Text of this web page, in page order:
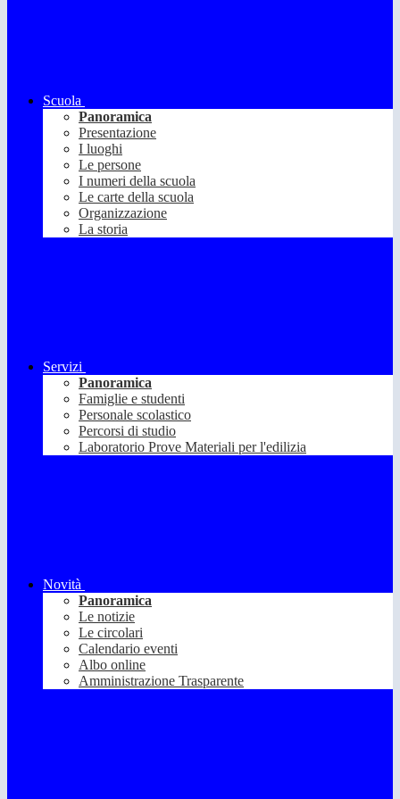
Scuola
Panoramica
Presentazione
I luoghi
Le persone
I numeri della scuola
Le carte della scuola
Organizzazione
La storia
Servizi
Panoramica
Famiglie e studenti
Personale scolastico
Percorsi di studio
Laboratorio Prove Materiali per l'edilizia
Novità
Panoramica
Le notizie
Le circolari
Calendario eventi
Albo online
Amministrazione Trasparente